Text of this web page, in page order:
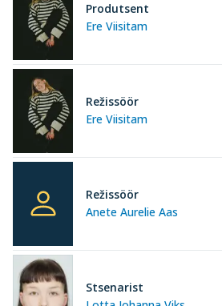
Ere Viisitam
Produtsent
Ere Viisitam
Režissöör
Anete Aurelie Aas
Režissöör
Stsenarist